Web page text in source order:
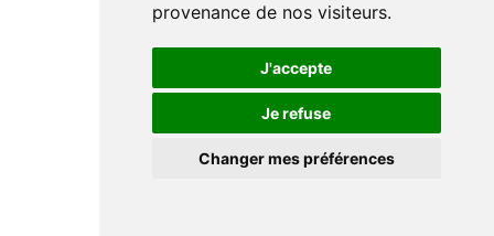
provenance de nos visiteurs.
J'accepte
Je refuse
Changer mes préférences